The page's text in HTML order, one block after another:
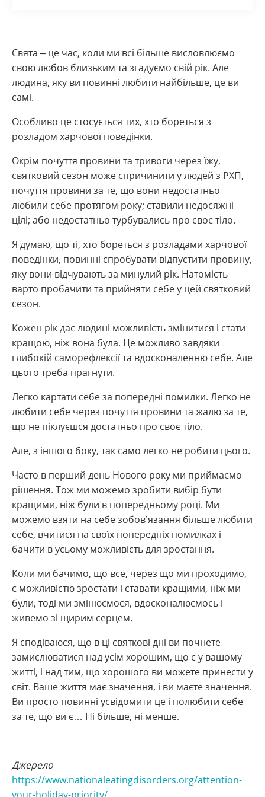
Свята – це час, коли ми всі більше висловлюємо
свою любов близьким та згадуємо свій рік. Але
людина, яку ви повинні любити найбільше, це ви
самі.
Особливо це стосується тих, хто бореться з
розладом харчової поведінки.
Окрім почуття провини та тривоги через їжу,
святковий сезон може спричинити у людей з РХП,
почуття провини за те, що вони недостатньо
любили себе протягом року; ставили недосяжні
цілі; або недостатньо турбувались про своє тіло.
Я думаю, що ті, хто бореться з розладами харчової
поведінки, повинні спробувати відпустити провину,
яку вони відчувають за минулий рік. Натомість
варто пробачити та прийняти себе у цей святковий
сезон.
Кожен рік дає людині можливість змінитися і стати
кращою, ніж вона була. Це можливо завдяки
глибокій саморефлексії та вдосконаленню себе. Але
цього треба прагнути.
Легко картати себе за попередні помилки. Легко не
любити себе через почуття провини та жалю за те,
що не піклуєшся достатньо про своє тіло.
Але, з іншого боку, так само легко не робити цього.
Часто в перший день Нового року ми приймаємо
рішення. Тож ми можемо зробити вибір бути
кращими, ніж були в попередньому році. Ми
можемо взяти на себе зобов’язання більше любити
себе, вчитися на своїх попередніх помилках і
бачити в усьому можливість для зростання.
Коли ми бачимо, що все, через що ми проходимо,
є можливістю зростати і ставати кращими, ніж ми
були, тоді ми змінюємося, вдосконалюємось і
живемо зі щирим серцем.
Я сподіваюся, що в ці святкові дні ви почнете
замислюватися над усім хорошим, що є у вашому
житті, і над тим, що хорошого ви можете принести у
світ. Ваше життя має значення, і ви маєте значення.
Ви просто повинні усвідомити це і полюбити себе
за те, що ви є… Ні більше, ні менше.
Джерело
https://www.nationaleatingdisorders.org/attention-